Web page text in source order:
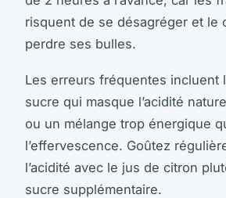
risquent de se désagréger et le
perdre ses bulles.
Les erreurs fréquentes incluent
sucre qui masque l’acidité
ou un mélange trop énergique
l’effervescence. Goûtez
l’acidité avec le jus de citron
sucre supplémentaire.